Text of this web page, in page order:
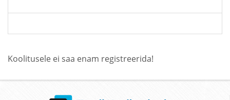
Koolitusele ei saa enam registreerida!